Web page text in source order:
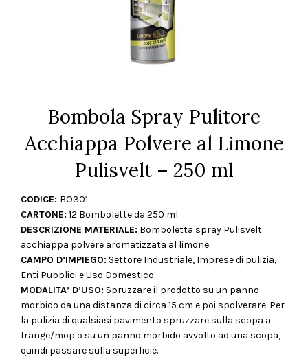
Bombola Spray Pulitore
Acchiappa Polvere al Limone
Pulisvelt – 250 ml
CODICE: BO301
CARTONE: 12 Bombolette da 250 ml.
DESCRIZIONE MATERIALE: Bomboletta spray Pulisvelt
acchiappa polvere aromatizzata al limone.
CAMPO D’IMPIEGO: Settore Industriale, Imprese di pulizia,
Enti Pubblici e Uso Domestico.
MODALITA’ D’USO: Spruzzare il prodotto su un panno
morbido da una distanza di circa 15 cm e poi spolverare. Per
la pulizia di qualsiasi pavimento spruzzare sulla scopa a
frange/mop o su un panno morbido avvolto ad una scopa,
quindi passare sulla superficie.